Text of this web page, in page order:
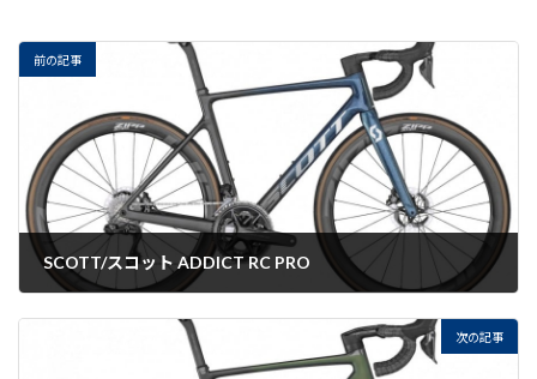
前の記事
SCOTT/スコット ADDICT RC PRO
次の記事